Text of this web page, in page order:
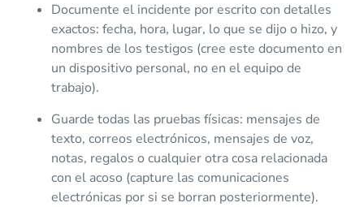
Documente el incidente por escrito con detalles
exactos: fecha, hora, lugar, lo que se dijo o hizo, y
nombres de los testigos (cree este documento en
un dispositivo personal, no en el equipo de
trabajo).
Guarde todas las pruebas físicas: mensajes de
texto, correos electrónicos, mensajes de voz,
notas, regalos o cualquier otra cosa relacionada
con el acoso (capture las comunicaciones
electrónicas por si se borran posteriormente).